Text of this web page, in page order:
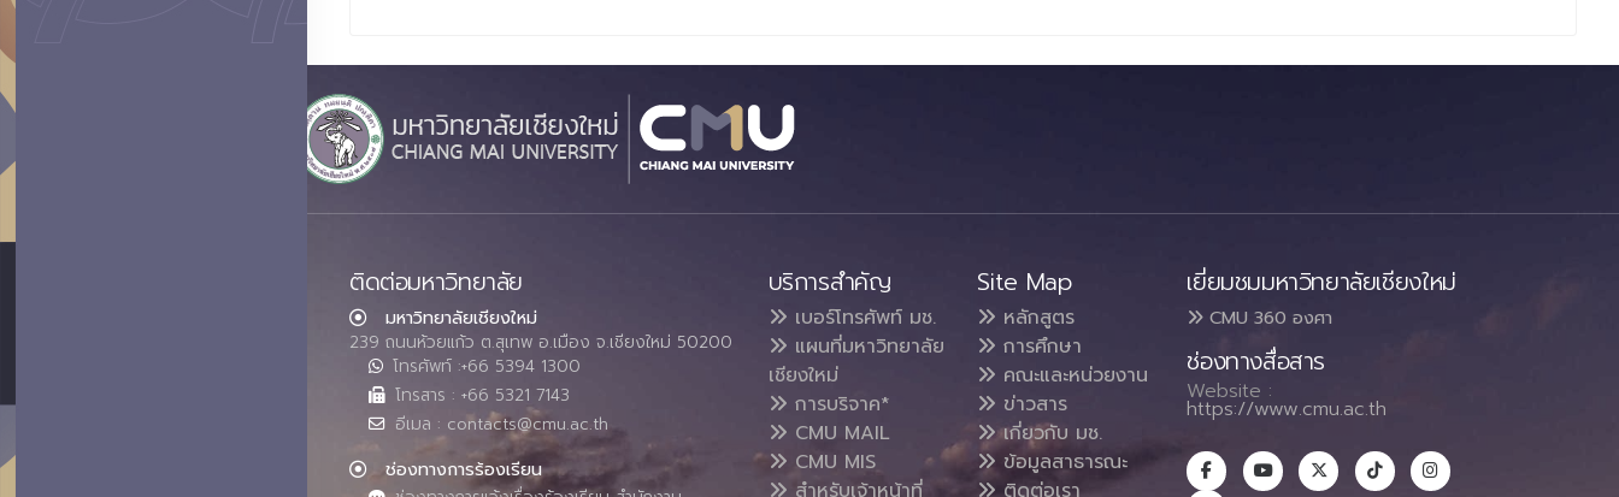
ติดต่อมหาวิทยาลัย
มหาวิทยาลัยเชียงใหม่
239 ถนนห้วยแก้ว ต.สุเทพ อ.เมือง จ.เชียงใหม่ 50200
โทรศัพท์ :+66 5394 1300
โทรสาร : +66 5321 7143
อีเมล : contacts@cmu.ac.th
ช่องทางการร้องเรียน
บริการสำคัญ
เบอร์โทรศัพท์ มช.
แผนที่มหาวิทยาลัย
เชียงใหม่
การบริจาค*
CMU MAIL
CMU MIS
สำหรับเจ้าหน้าที่
Site Map
หลักสูตร
การศึกษา
คณะและหน่วยงาน
ข่าวสาร
เกี่ยวกับ มช.
ข้อมูลสาธารณะ
ติดต่อเรา
เยี่ยมชมมหาวิทยาลัยเชียงใหม่
CMU 360 องศา
ช่องทางสื่อสาร
Website :
https://www.cmu.ac.th